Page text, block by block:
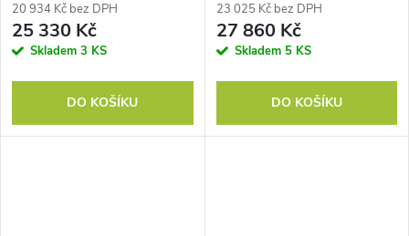
20 934 Kč bez DPH
25 330 Kč
Skladem 3 KS
DO KOŠÍKU
23 025 Kč bez DPH
27 860 Kč
Skladem 5 KS
DO KOŠÍKU